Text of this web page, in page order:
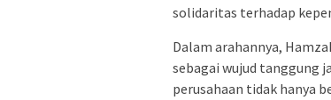
solidaritas terhadap
Dalam arahannya,
sebagai wujud tanggung
perusahaan tidak hanya